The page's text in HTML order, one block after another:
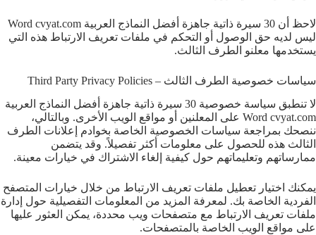
لاحظ أن 30 سيرة ذاتية جاهزة أفضل النماذج العربية Word cvyat.com
ليس لديه حق الوصول أو التحكم في ملفات تعريف الارتباط هذه التي
يستخدمها معلنو الطرف الثالث.
سياسات خصوصية الطرف الثالث – Third Party Privacy Policies
لا تنطبق سياسة خصوصية 30 سيرة ذاتية جاهزة أفضل النماذج العربية
Word cvyat.com على المعلنين أو مواقع الويب الأخرى. وبالتالي،
ننصحك بمراجعة سياسات الخصوصية الخاصة بخوادم إعلانات الطرف
الثالث هذه للحصول على معلومات أكثر تفصيلاً. وقد يتضمن
ممارساتهم وتعليماتهم حول كيفية إلغاء الاشتراك في خيارات معينة.
يمكنك اختيار تعطيل ملفات تعريف الارتباط من خلال خيارات المتصفح
الفردية الخاصة بك. لمعرفة المزيد من المعلومات التفصيلية حول إدارة
ملفات تعريف الارتباط مع متصفحات ويب محددة، يمكن العثور عليها
على مواقع الويب الخاصة بالمتصفحات.